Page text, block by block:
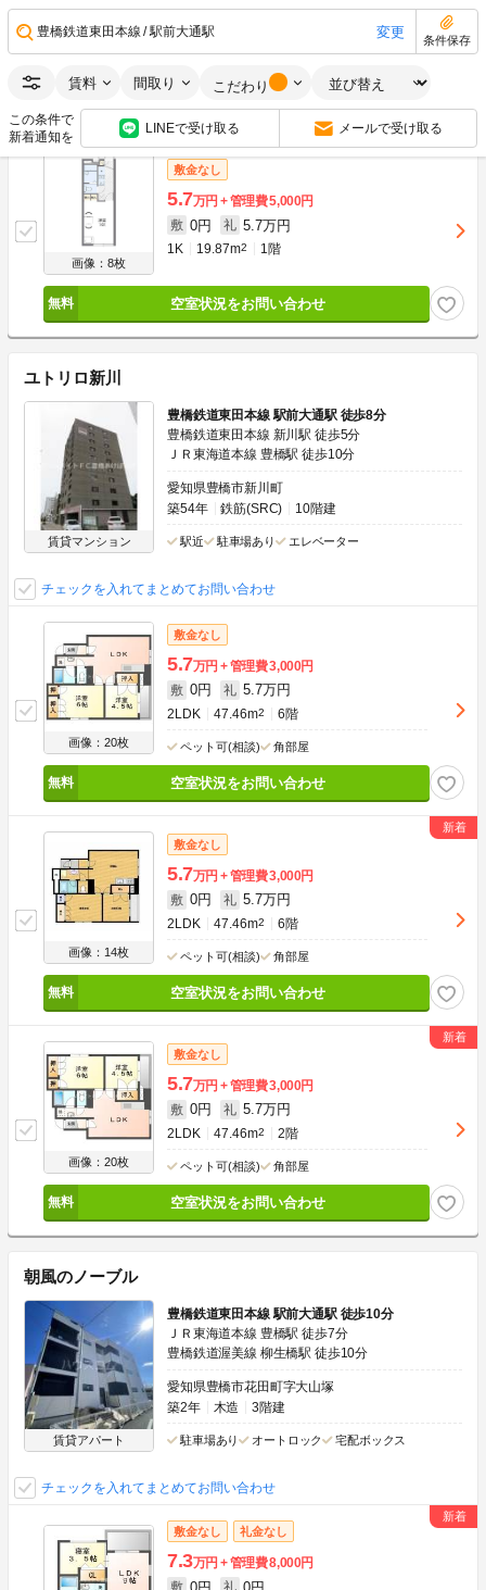
豊橋鉄道東田本線 駅前大通駅 変更
条件保存
賃料 間取り こだわり
この条件で
新着通知を
LINEで受け取る メールで受け取る
画像：20枚
1K 19.87m
最上階
空室状況をお問い合わせ
画像：8枚
敷金なし
5.7万円 管理費5,000円
敷 0円 礼 5.7万円
1K 19.87m2 1階
空室状況をお問い合わせ
ユトリロ新川
賃貸マンション
豊橋鉄道東田本線 駅前大通駅 徒歩8分
豊橋鉄道東田本線 新川駅 徒歩5分
ＪＲ東海道本線 豊橋駅 徒歩10分
愛知県豊橋市新川町
築54年
鉄筋(SRC) 10階建
駅近 駐車場あり エレベーター
チェックを入れてまとめてお問い合わせ
画像：20枚
敷金なし
5.7万円 管理費3,000円
敷 0円 礼 5.7万円
2LDK 47.46m2 6階
ペット可(相談) 角部屋
空室状況をお問い合わせ
画像：14枚
敷金なし
5.7万円 管理費3,000円
敷 0円 礼 5.7万円
2LDK 47.46m2 6階
ペット可(相談) 角部屋
空室状況をお問い合わせ
画像：20枚
敷金なし
5.7万円 管理費3,000円
敷 0円 礼 5.7万円
2LDK 47.46m2 2階
ペット可(相談) 角部屋
空室状況をお問い合わせ
朝風のノーブル
賃貸アパート
豊橋鉄道東田本線 駅前大通駅 徒歩10分
ＪＲ東海道本線 豊橋駅 徒歩7分
豊橋鉄道渥美線 柳生橋駅 徒歩10分
愛知県豊橋市花田町字大山塚
築2年
木造 3階建
駐車場あり オートロック 宅配ボックス
チェックを入れてまとめてお問い合わせ
敷金なし 礼金なし
7.3万円 管理費8,000円
敷 0円 礼 0円